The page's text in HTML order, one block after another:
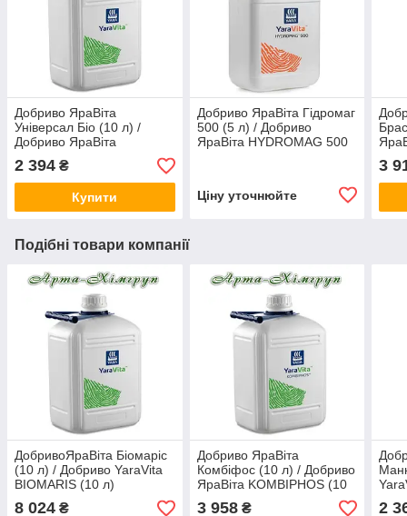
Добриво ЯраВіта
Універсал Біо (10 л) /
Добриво ЯраВіта
UNIVERSAL BIO (10 л)
2 394 ₴
Купити
Добриво ЯраВіта Гідромаг
500 (5 л) / Добриво
ЯраВіта HYDROMAG 500
Ціну уточнюйте
(10
3
Подібні товари компанії
ДобривоЯраВіта Біомаріс
(10 л) / Добриво YaraVita
BIOMARIS (10 л)
8 024 ₴
Добриво ЯраВіта
Комбіфос (10 л) / Добриво
ЯраВіта KOMBIPHOS (10
3 958₴ 2